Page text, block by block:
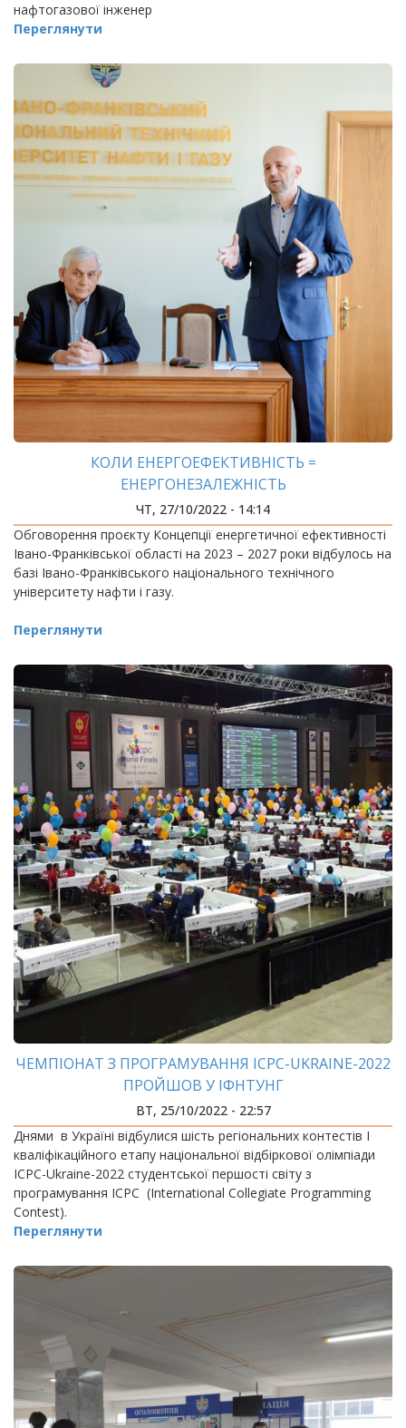
нафтогазової інженер
Переглянути
КОЛИ ЕНЕРГОЕФЕКТИВНІСТЬ =
ЕНЕРГОНЕЗАЛЕЖНІСТЬ
ЧТ, 27/10/2022 - 14:14
Обговорення проєкту Концепції енергетичної ефективності
Івано-Франківської області на 2023 – 2027 роки відбулось на
базі Івано-Франківського національного технічного
університету нафти і газу.
Переглянути
ЧЕМПІОНАТ З ПРОГРАМУВАННЯ ICPC-UKRAINE-2022
ПРОЙШОВ У ІФНТУНГ
ВТ, 25/10/2022 - 22:57
Днями в Україні відбулися шість регіональних контестів І
кваліфікаційного етапу національної відбіркової олімпіади
ІСРС-Ukraine-2022 студентської першості світу з
програмування ІСРС (International Collegiate Programming
Contest).
Переглянути